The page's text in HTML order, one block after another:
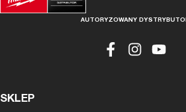
AUTORYZOWANY
SKLEP